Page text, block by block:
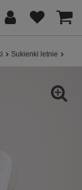
Sukienki letnie